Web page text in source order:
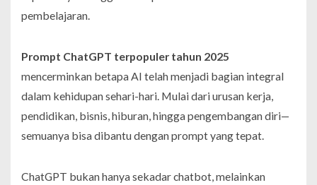
pembelajaran.
Prompt ChatGPT terpopuler tahun 2025
mencerminkan betapa AI telah menjadi bagian integral
dalam kehidupan sehari-hari. Mulai dari urusan kerja,
pendidikan, bisnis, hiburan, hingga pengembangan diri—
semuanya bisa dibantu dengan prompt yang tepat.
ChatGPT bukan hanya sekadar chatbot, melainkan